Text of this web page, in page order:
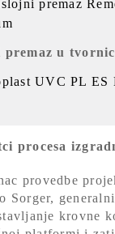
premaz
premaz u
UVC PL
procesa
provedbe
Sorger,
krovne